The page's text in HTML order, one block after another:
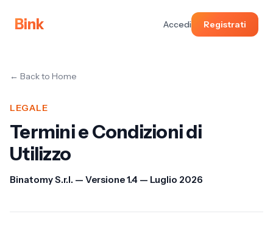
Bink Accedi Registrati
← Back to Home
LEGALE
Termini e Condizioni di
Utilizzo
Binatomy S.r.l. — Versione 1.4 — Luglio 2026